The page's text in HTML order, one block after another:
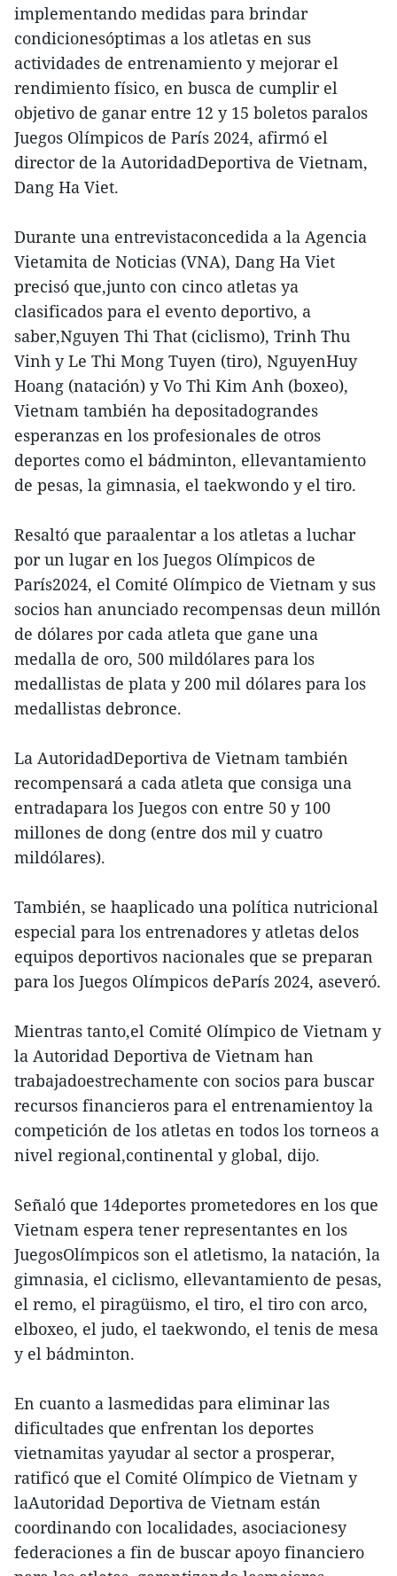
implementando medidas para brindar
condicionesóptimas a los atletas en sus
actividades de entrenamiento y mejorar el
rendimiento físico, en busca de cumplir el
objetivo de ganar entre 12 y 15 boletos paralos
Juegos Olímpicos de París 2024, afirmó el
director de la AutoridadDeportiva de Vietnam,
Dang Ha Viet.
Durante una entrevistaconcedida a la Agencia
Vietamita de Noticias (VNA), Dang Ha Viet
precisó que,junto con cinco atletas ya
clasificados para el evento deportivo, a
saber,Nguyen Thi That (ciclismo), Trinh Thu
Vinh y Le Thi Mong Tuyen (tiro), NguyenHuy
Hoang (natación) y Vo Thi Kim Anh (boxeo),
Vietnam también ha depositadograndes
esperanzas en los profesionales de otros
deportes como el bádminton, ellevantamiento
de pesas, la gimnasia, el taekwondo y el tiro.
Resaltó que paraalentar a los atletas a luchar
por un lugar en los Juegos Olímpicos de
París2024, el Comité Olímpico de Vietnam y sus
socios han anunciado recompensas deun millón
de dólares por cada atleta que gane una
medalla de oro, 500 mildólares para los
medallistas de plata y 200 mil dólares para los
medallistas debronce.
La AutoridadDeportiva de Vietnam también
recompensará a cada atleta que consiga una
entradapara los Juegos con entre 50 y 100
millones de dong (entre dos mil y cuatro
mildólares).
También, se haaplicado una política nutricional
especial para los entrenadores y atletas delos
equipos deportivos nacionales que se preparan
para los Juegos Olímpicos deParís 2024, aseveró.
Mientras tanto,el Comité Olímpico de Vietnam y
la Autoridad Deportiva de Vietnam han
trabajadoestrechamente con socios para buscar
recursos financieros para el entrenamientoy la
competición de los atletas en todos los torneos a
nivel regional,continental y global, dijo.
Señaló que 14deportes prometedores en los que
Vietnam espera tener representantes en los
JuegosOlímpicos son el atletismo, la natación, la
gimnasia, el ciclismo, ellevantamiento de pesas,
el remo, el piragüismo, el tiro, el tiro con arco,
elboxeo, el judo, el taekwondo, el tenis de mesa
y el bádminton.
En cuanto a lasmedidas para eliminar las
dificultades que enfrentan los deportes
vietnamitas yayudar al sector a prosperar,
ratificó que el Comité Olímpico de Vietnam y
laAutoridad Deportiva de Vietnam están
coordinando con localidades, asociacionesy
federaciones a fin de buscar apoyo financiero